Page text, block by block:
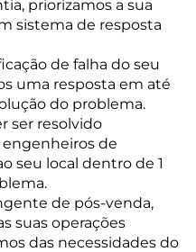
priorizamos a sua
sistema de resposta
de falha do seu
uma resposta em até
do problema.
ser resolvido
de
seu local dentro de 1
de pós-venda,
suas operações
das necessidades do